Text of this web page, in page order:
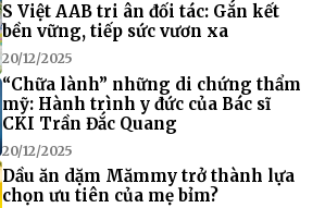
S Việt AAB tri ân đối tác: Gắn kết
bền vững, tiếp sức vươn xa
20/12/2025
“Chữa lành” những di chứng thẩm
mỹ: Hành trình y đức của Bác sĩ
CKI Trần Đắc Quang
20/12/2025
Dầu ăn dặm Mămmy trở thành lựa
chọn ưu tiên của mẹ bỉm?